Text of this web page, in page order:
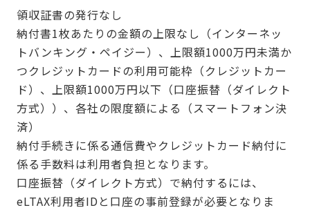
領収証書の発行なし
納付書1枚あたりの金額の上限なし（インターネッ
トバンキング・ペイジー）、上限額1000万円未満か
つクレジットカードの利用可能枠（クレジットカー
ド）、上限額1000万円以下（口座振替（ダイレクト
方式））、各社の限度額による（スマートフォン決
済）
納付手続きに係る通信費やクレジットカード納付に
係る手数料は利用者負担となります。
口座振替（ダイレクト方式）で納付するには、
eLTAX利用者IDと口座の事前登録が必要となりま